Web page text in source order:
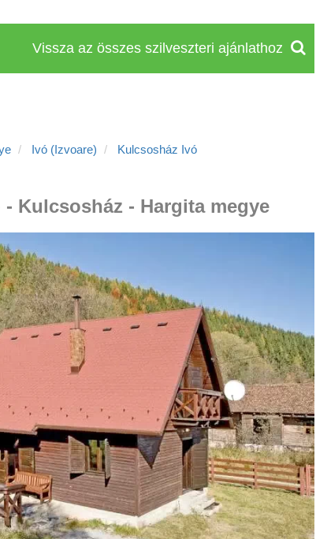
Vissza az összes szilveszteri ajánlathoz
Ivó (Izvoare)
Kulcsosház Ivó
Kulcsosház - Hargita megye